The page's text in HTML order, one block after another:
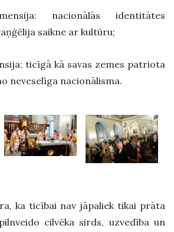
nacionālās identitātes
saikne ar kultūru;
ticīgā kā savas zemes patriota
neveselīga nacionālisma.
ka ticībai nav jāpaliek tikai prāta
cilvēka sirds, uzvedība un